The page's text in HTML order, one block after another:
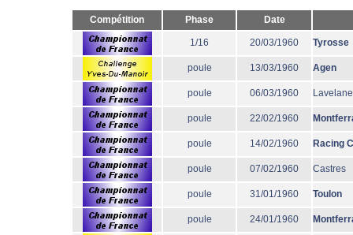
Compétition Phase Date
1/16 20/03/1960 Tyrosse
poule 13/03/1960 Agen
poule 06/03/1960
poule 22/02/1960
poule 14/02/1960 Racing
poule 07/02/1960 Castres
poule 31/01/1960 Toulon
poule 24/01/1960